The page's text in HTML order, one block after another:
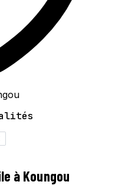
à Koungou